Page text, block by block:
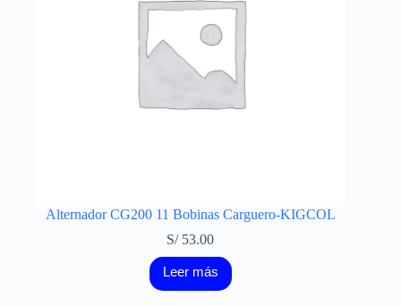
Alternador CG200 11 Bobinas Carguero-KIGCOL
S/53.00
Leer más